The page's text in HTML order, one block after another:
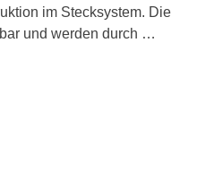
im Stecksystem. Die
und werden durch …